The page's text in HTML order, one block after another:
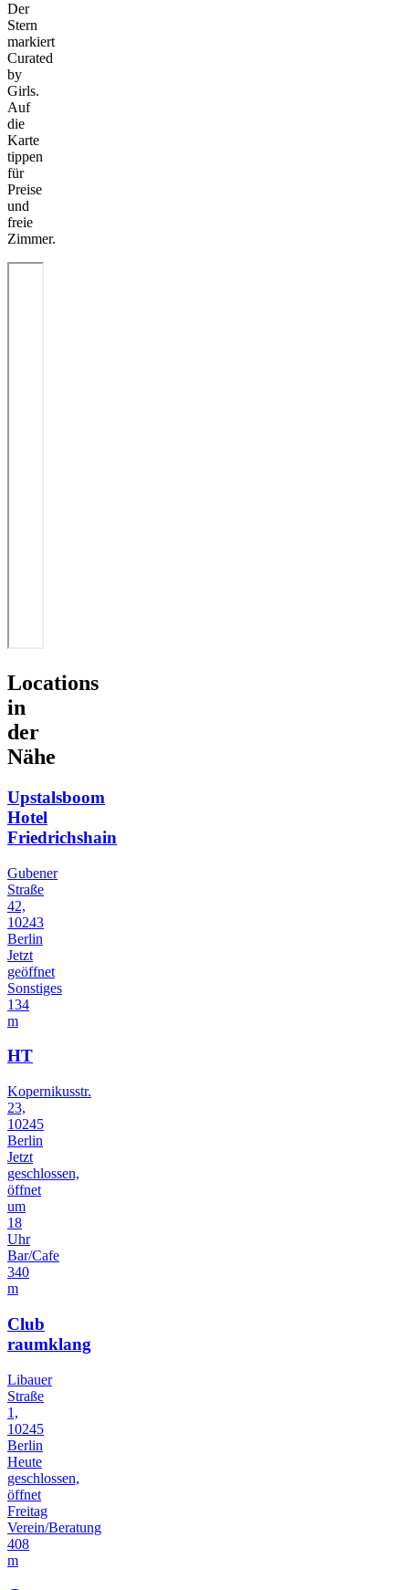
Der
Stern
markiert
Curated
by
Girls.
Auf
die
Karte
tippen
für
Preise
und
freie
Zimmer.
Locations
in
der
Nähe
Upstalsboom
Hotel
Friedrichshain
Gubener
Straße
42,
10243
Berlin
Jetzt
geöffnet
Sonstiges
134
m
HT
Kopernikusstr.
23,
10245
Berlin
Jetzt
geschlossen,
öffnet
um
18
Uhr
Bar/Cafe
340
m
Club
raumklang
Libauer
Straße
1,
10245
Berlin
Heute
geschlossen,
öffnet
Freitag
Verein/Beratung
408
m